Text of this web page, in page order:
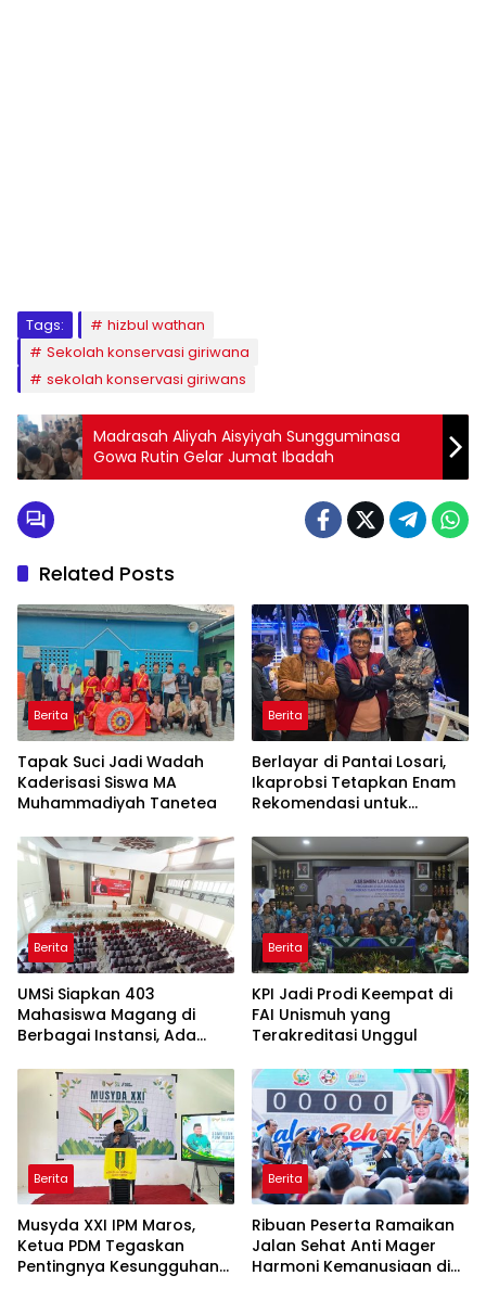
Tags:
hizbul wathan
Sekolah konservasi giriwana
sekolah konservasi giriwans
Madrasah Aliyah Aisyiyah Sungguminasa
Gowa Rutin Gelar Jumat Ibadah
Related Posts
Berita
Tapak Suci Jadi Wadah
Kaderisasi Siswa MA
Muhammadiyah Tanetea
Berita
Berlayar di Pantai Losari,
Ikaprobsi Tetapkan Enam
Rekomendasi untuk
Berita
UMSi Siapkan 403
Mahasiswa Magang di
Berbagai Instansi, Ada
Taiwan
Berita
KPI Jadi Prodi Keempat di
FAI Unismuh yang
Terakreditasi Unggul
Berita
Musyda XXI IPM Maros,
Ketua PDM Tegaskan
Pentingnya Kesungguhan
Berita
Ribuan Peserta Ramaikan
Jalan Sehat Anti Mager
Harmoni Kemanusiaan di